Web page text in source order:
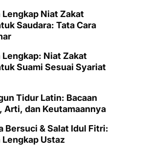
Lengkap Niat Zakat
Saudara: Tata Cara
Lengkap: Niat Zakat
Suami Sesuai Syariat
Tidur Latin: Bacaan
Arti, dan Keutamaannya
Bersuci & Salat Idul Fitri:
Lengkap Ustaz